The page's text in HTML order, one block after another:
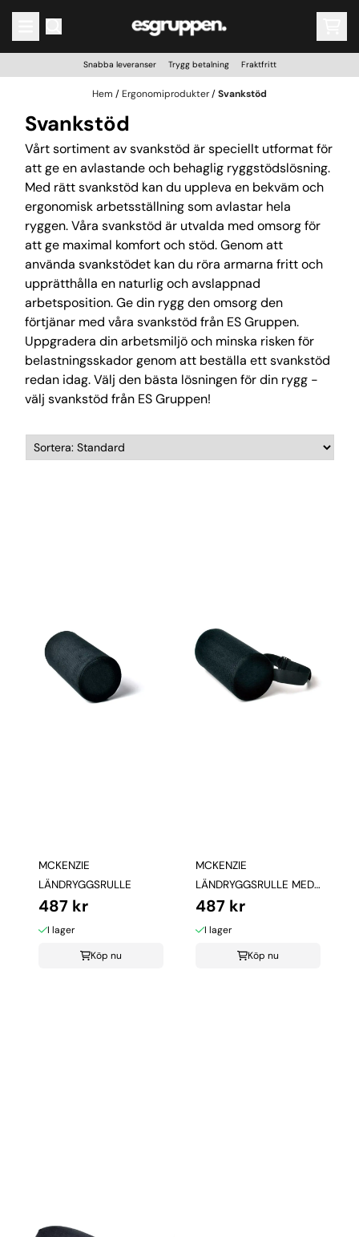
Hoppa till innehåll
Snabba leveranser Trygg betalning Fraktfritt
Hem / Ergonomiprodukter/Svankstöd
Svankstöd
Vårt sortiment av svankstöd är speciellt utformat för
att ge en avlastande och behaglig ryggstödslösning.
Med rätt svankstöd kan du uppleva en bekväm och
ergonomisk arbetsställning som avlastar hela
ryggen. Våra svankstöd är utvalda med omsorg för
att ge maximal komfort och stöd. Genom att
använda svankstödet kan du röra armarna fritt och
upprätthålla en naturlig och avslappnad
arbetsposition. Ge din rygg den omsorg den
förtjänar med våra svankstöd från ES Gruppen.
Uppgradera din arbetsmiljö och minska risken för
belastningsskador genom att beställa ett svankstöd
redan idag. Välj den bästa lösningen för din rygg -
välj svankstöd från ES Gruppen!
MCKENZIE
LÄNDRYGGSRULLE
487 kr
I lager
Köp nu
MCKENZIE
LÄNDRYGGSRULLE MED
FÄSTBAND
487 kr
I lager
Köp nu